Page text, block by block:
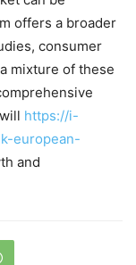
offers a broader
consumer
mixture of these
https://i-
european-
and